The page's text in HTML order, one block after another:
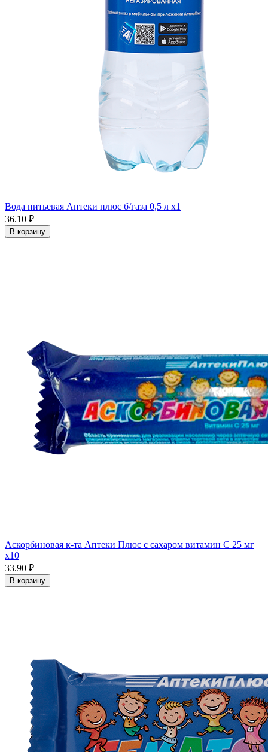
Вода питьевая Аптеки плюс б/газа 0,5 л x1
36.10 ₽
В корзину
Аскорбиновая к-та Аптеки Плюс с сахаром витамин С 25 мг
x10
33.90 ₽
В корзину